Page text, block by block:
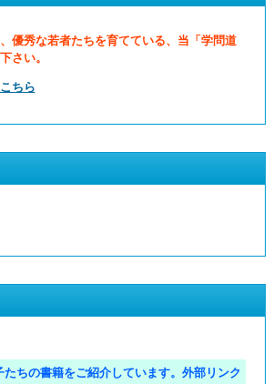
優秀な若者たちを育てている、当「学問道
さい。
ちら
ちの書籍をご紹介しています。外部リンク